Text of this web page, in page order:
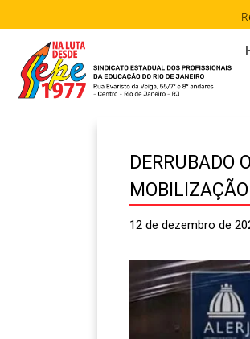
DERRUBADO
12 de dezembro de